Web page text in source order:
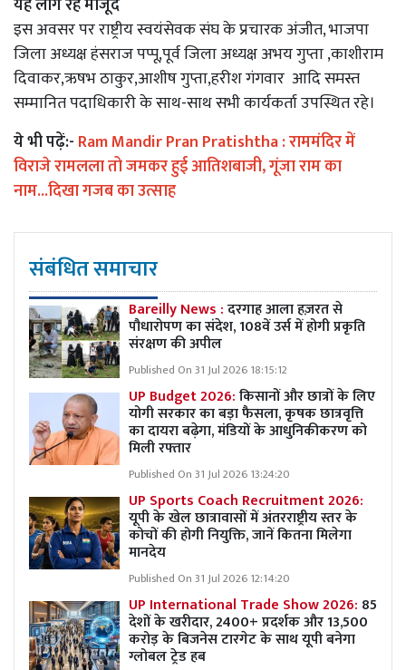
इस अवसर पर राष्ट्रीय स्वयंसेवक संघ के प्रचारक अंजीत, भाजपा
जिला अध्यक्ष हंसराज पप्पू,पूर्व जिला अध्यक्ष अभय गुप्ता ,काशीराम
दिवाकर,ऋषभ ठाकुर,आशीष गुप्ता,हरीश गंगवार आदि समस्त
सम्मानित पदाधिकारी के साथ-साथ सभी कार्यकर्ता उपस्थित रहे।
ये भी पढ़ें:- Ram Mandir Pran Pratishtha : राममंदिर में
विराजे रामलला तो जमकर हुई आतिशबाजी, गूंजा राम का
नाम...दिखा गजब का उत्साह
संबंधित समाचार
Bareilly News :दरगाह आला हज़रत से
पौधारोपण का संदेश, 108वें उर्स में होगी प्रकृति
संरक्षण की अपील
Published On 31 Jul 2026 18:15:12
UP Budget 2026:किसानों और छात्रों के लिए
योगी सरकार का बड़ा फैसला, कृषक छात्रवृत्ति
का दायरा बढ़ेगा, मंडियों के आधुनिकीकरण को
मिली रफ्तार
Published On 31 Jul 2026 13:24:20
UP Sports Coach Recruitment 2026:
यूपी के खेल छात्रावासों में अंतरराष्ट्रीय स्तर के
कोचों की होगी नियुक्ति, जानें कितना मिलेगा
मानदेय
Published On 31 Jul 2026 12:14:20
UP International Trade Show 2026: 85
देशों के खरीदार, 2400+ प्रदर्शक और 13,500
करोड़ के बिजनेस टारगेट के साथ यूपी बनेगा
ग्लोबल ट्रेड हब